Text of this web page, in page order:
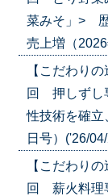
菜みそ」> 歴
売上増（
【こだわり
回 押しずし
性技術を確立
日号）('26/
【こだわり
回 薪火料理